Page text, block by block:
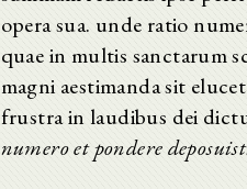
opera sua. unde ratio
quae in multis sanctarum
magni aestimanda sit
frustra in laudibus dei
numero et pondere